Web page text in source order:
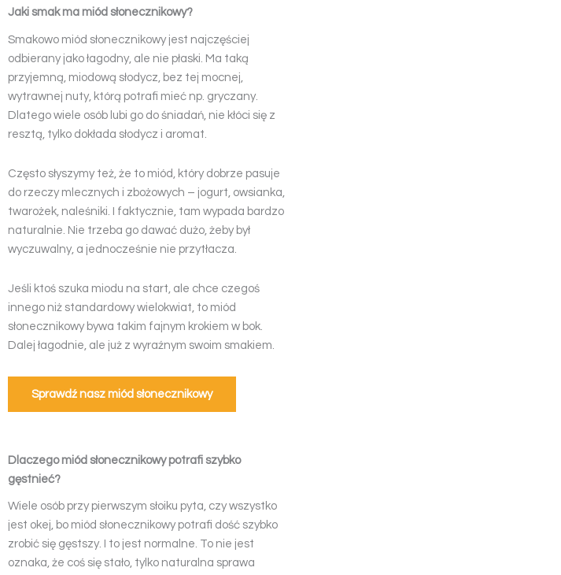
Jaki smak ma miód słonecznikowy?
Smakowo miód słonecznikowy jest najczęściej
odbierany jako łagodny, ale nie płaski. Ma taką
przyjemną, miodową słodycz, bez tej mocnej,
wytrawnej nuty, którą potrafi mieć np. gryczany.
Dlatego wiele osób lubi go do śniadań, nie kłóci się z
resztą, tylko dokłada słodycz i aromat.
Często słyszymy też, że to miód, który dobrze pasuje
do rzeczy mlecznych i zbożowych – jogurt, owsianka,
twarożek, naleśniki. I faktycznie, tam wypada bardzo
naturalnie. Nie trzeba go dawać dużo, żeby był
wyczuwalny, a jednocześnie nie przytłacza.
Jeśli ktoś szuka miodu na start, ale chce czegoś
innego niż standardowy wielokwiat, to miód
słonecznikowy bywa takim fajnym krokiem w bok.
Dalej łagodnie, ale już z wyraźnym swoim smakiem.
Sprawdź nasz miód słonecznikowy
Dlaczego miód słonecznikowy potrafi szybko
gęstnieć?
Wiele osób przy pierwszym słoiku pyta, czy wszystko
jest okej, bo miód słonecznikowy potrafi dość szybko
zrobić się gęstszy. I to jest normalne. To nie jest
oznaka, że coś się stało, tylko naturalna sprawa